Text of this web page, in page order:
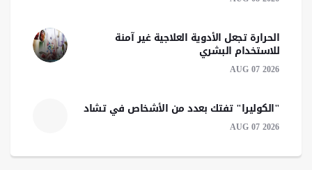
الحرارة تجعل الأدوية العلاجية غير آمنة
للاستخدام البشري
AUG 07 2026
"الكوليرا" تفتك بعدد من الأشخاص في تشاد
AUG 07 2026